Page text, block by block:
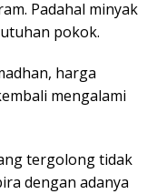
Padahal minyak
pokok.
harga
mengalami
tergolong tidak
dengan adanya